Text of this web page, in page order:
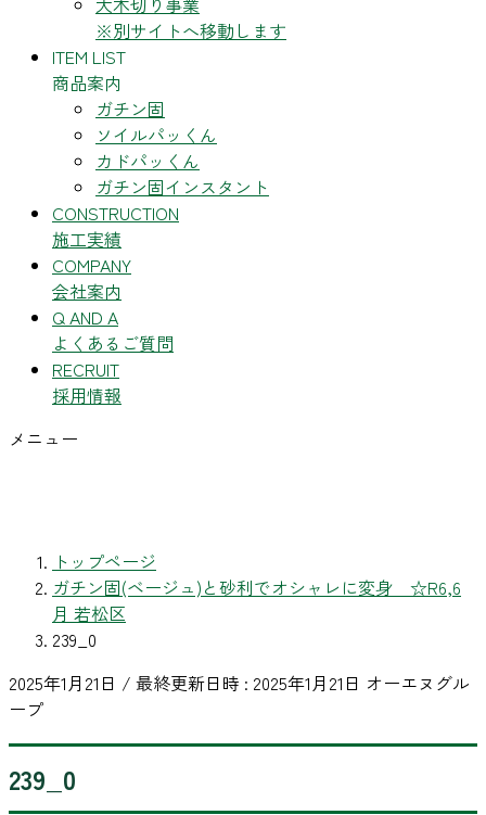
※別サイトへ移動します
ITEM LIST
商品案内
ガチン固
ソイルパッくん
カドパッくん
ガチン固インスタント
CONSTRUCTION
施工実績
COMPANY
会社案内
Q AND A
よくあるご質問
RECRUIT
採用情報
メニュー
トップページ
ガチン固(ベージュ)と砂利でオシャレに変身 ☆R6,6
月 若松区
239_0
2025年1月21日 / 最終更新日時 : 2025年1月21日 オーエヌグル
ープ
239_0